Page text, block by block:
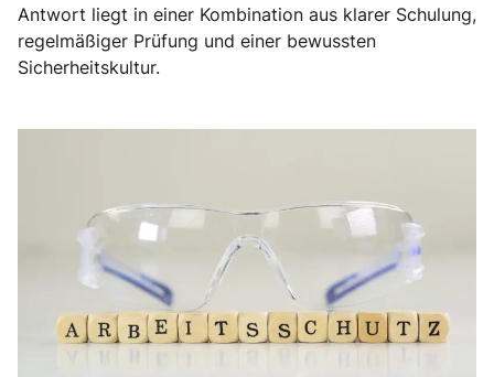
Antwort liegt in einer Kombination aus klarer Schulung,
regelmäßiger Prüfung und einer bewussten
Sicherheitskultur.